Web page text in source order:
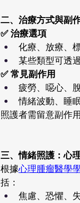
二、治療方式與副作
✅ 治療選項
化療、放療、
某些類型可透
✅ 常見副作用
疲勞、噁心、
情緒波動、睡
照護者需留意副作
三、情緒照護：心
根據心理腫瘤醫學
括：
焦慮、恐懼、